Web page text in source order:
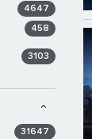
4647
458
3103
31647